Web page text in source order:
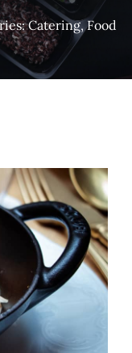
Catering,Food